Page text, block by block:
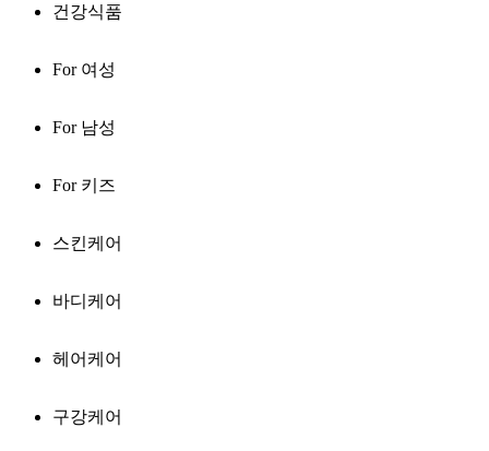
건강식품
For 여성
For 남성
For 키즈
스킨케어
바디케어
헤어케어
구강케어